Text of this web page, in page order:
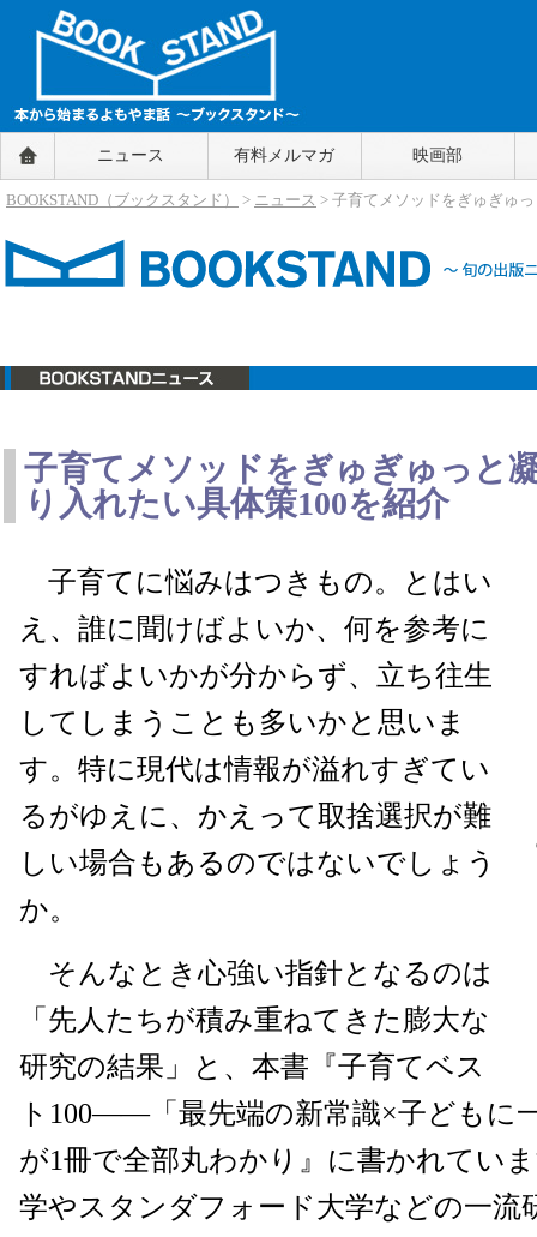
BOOKSTAND（ブックスタンド）
～本から始まるよもやま話～
BOOKSTAND（ブ
ニュース 有料メルマガ 映画部
BOOKSTAND（ブックスタンド） > ニュース > 子育てメソッドをぎゅぎゅ
子育てメソッドをぎゅぎゅっと
り入れたい具体策100を紹介
子育てに悩みはつきもの。とはい
え、誰に聞けばよいか、何を参考に
すればよいかが分からず、立ち往生
してしまうことも多いかと思いま
す。特に現代は情報が溢れすぎてい
るがゆえに、かえって取捨選択が難
しい場合もあるのではないでしょう
か。
そんなとき心強い指針となるのは
「先人たちが積み重ねてきた膨大な
研究の結果」と、本書『子育てベス
ト100――「最先端の新常識×子どもに
が1冊で全部丸わかり』に書かれてい
学やスタンダフォード大学などの一流